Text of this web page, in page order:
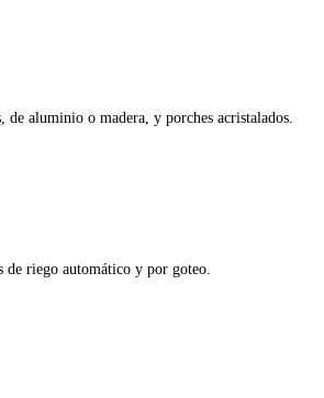
de aluminio o madera, y porches acristalados.
de riego automático y por goteo.